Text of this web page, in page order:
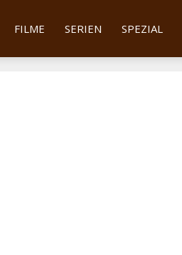
FILME SERIEN SPEZIAL